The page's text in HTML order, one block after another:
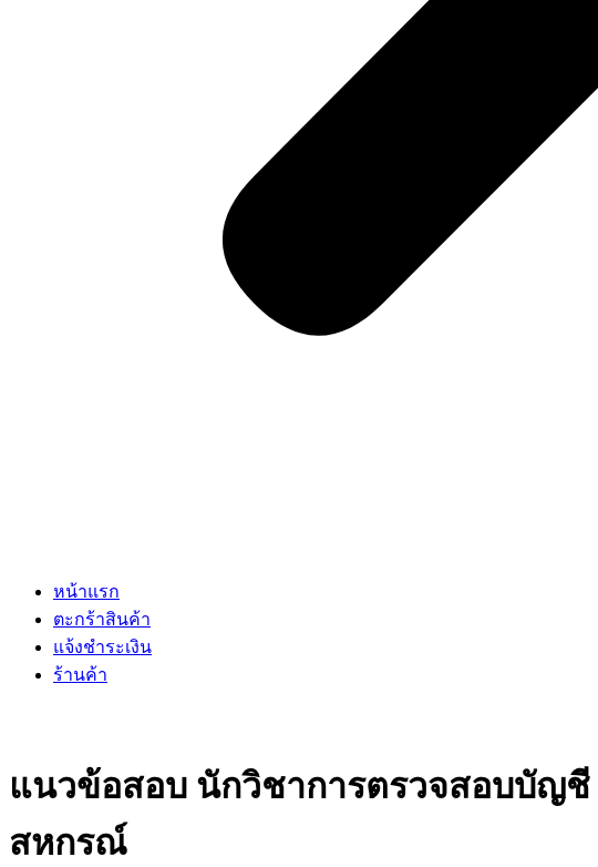
หน้าแรก
ตะกร้าสินค้า
แจ้งชำระเงิน
ร้านค้า
แนวข้อสอบ นักวิชาการตรวจสอบบัญ
สหกรณ์